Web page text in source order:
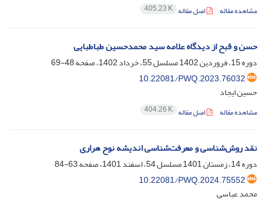
مشاهده مقاله اصل مقاله 405.23 K
حسن و قبح از دیدگاه علامه سید محمدحسین طباطبایی
دوره 15، فروردین 1402 مسلسل 55، خرداد 1402، صفحه
48-69
10.22081/PWQ.2023.76032
حسین ایجاد
مشاهده مقاله اصل مقاله 404.26 K
نقد روش‌شناسی و معرفت‌شناسی اندیشه نوح هراری
دوره 14، زمستان 1401 مسلسل 54، اسفند 1401، صفحه
63-84
10.22081/PWQ.2024.75552
محمد عباسی